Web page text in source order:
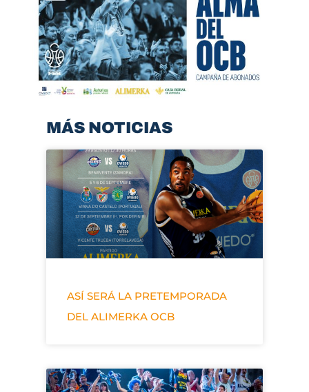
MÁS NOTICIAS
ASÍ SERÁ LA PRETEMPORADA
DEL ALIMERKA OCB